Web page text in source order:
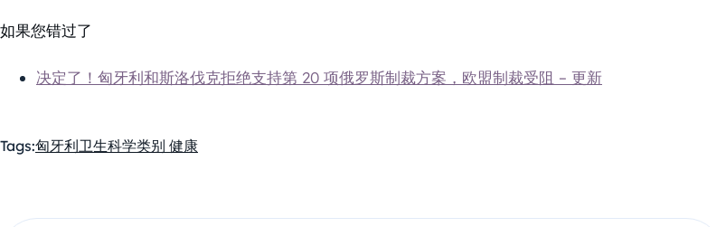
如果您错过了
决定了！匈牙利和斯洛伐克拒绝支持第 20 项俄罗斯制裁方案，欧盟制裁受阻 – 更新
Tags:匈牙利卫生科学类别 健康